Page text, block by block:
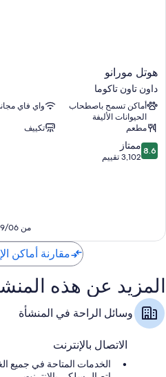
المدروسة مثل مساحات عمل مناسبة
وسائل راحة مثل إنترنت لاسلكي مجاناً
عالية فيما يتعلق بنظافة غرف النزلاء في
تشمل وسائل الراحة الإضافية:
حمامات مزودة بدُش غزير وأحواض
تلفزيونات ذكية 43-بوصة مزودة بخدمات بث وقنوات بريميوم
هوتل
مورانو
داون
تاون
تاكوما
هوتل مورانو
داون تاون تاكوما
أماكن تسمح باصطحاب
الحيوانات الأليفة
واي فاي
مطعم
تكييف
8.6
من
8.6 ممتاز
3,102 تقييم
من 2026/09/06 إلى 2026/09/07
مقارنة أماكن
المزيد عن هذه
وسائل الراحة في المنشأة
الاتصال بالإنترنت
الخدمات المتاحة في جميع